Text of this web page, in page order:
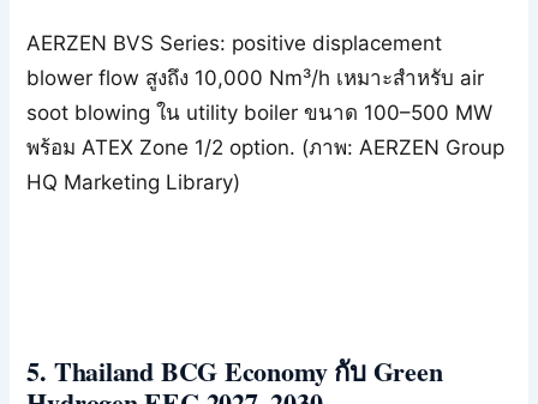
AERZEN BVS Series: positive displacement
blower flow สูงถึง 10,000 Nm³/h เหมาะสำหรับ air
soot blowing ใน utility boiler ขนาด 100–500 MW
พร้อม ATEX Zone 1/2 option. (ภาพ: AERZEN Group
HQ Marketing Library)
5. Thailand BCG Economy กับ Green